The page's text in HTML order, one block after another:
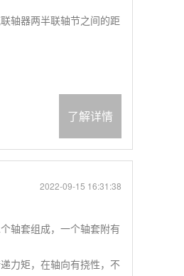
轴器两半联轴节之间的距
了解详情
2022-09-15 16:31:38
轴套组成，一个轴套附有
力矩，在轴向有挠性，不